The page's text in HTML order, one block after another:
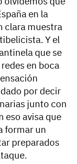
en la
clara muestra
Y el
que se
en boca
por decir
junto con
eso avisa que
formar un
preparados